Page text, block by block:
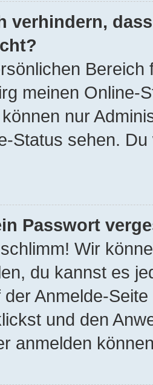
verhindern,
meinen Online-
nur
Status sehen.
Passwort
Wir
du kannst es
Anmelde-
und den
anmelden